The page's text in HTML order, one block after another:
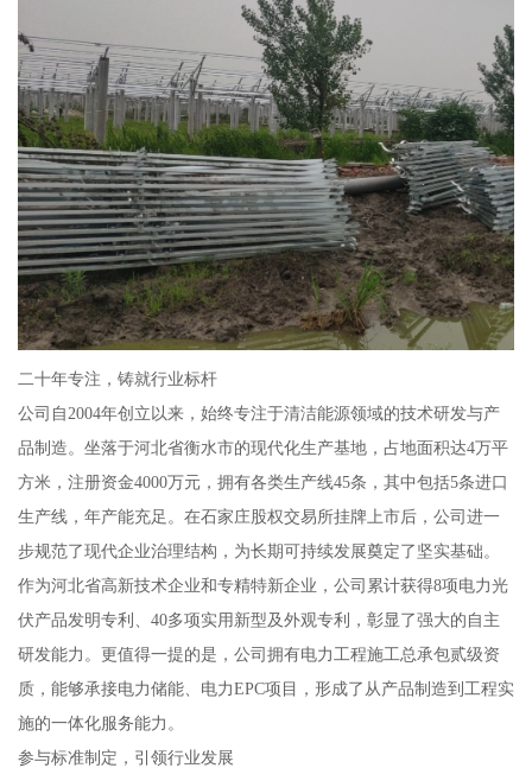
二十年专注，铸就行业标杆
公司自2004年创立以来，始终专注于清洁能源领域的技术研发与产
品制造。坐落于河北省衡水市的现代化生产基地，占地面积达4万平
方米，注册资金4000万元，拥有各类生产线45条，其中包括5条进口
生产线，年产能充足。在石家庄股权交易所挂牌上市后，公司进一
步规范了现代企业治理结构，为长期可持续发展奠定了坚实基础。
作为河北省高新技术企业和专精特新企业，公司累计获得8项电力光
伏产品发明专利、40多项实用新型及外观专利，彰显了强大的自主
研发能力。更值得一提的是，公司拥有电力工程施工总承包贰级资
质，能够承接电力储能、电力EPC项目，形成了从产品制造到工程实
施的一体化服务能力。
参与标准制定，引领行业发展